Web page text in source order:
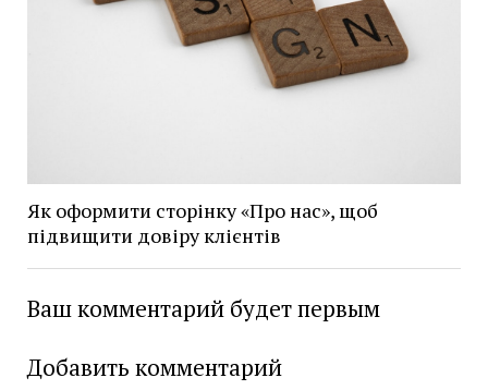
Як оформити сторінку «Про нас», щоб
підвищити довіру клієнтів
Ваш комментарий будет первым
Добавить комментарий